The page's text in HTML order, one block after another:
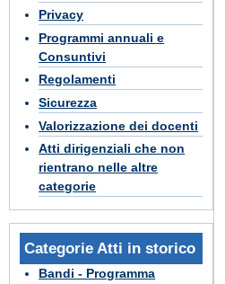
Privacy
Programmi annuali e
Consuntivi
Regolamenti
Sicurezza
Valorizzazione dei docenti
Atti dirigenziali che non
rientrano nelle altre
categorie
Categorie Atti in storico
Bandi - Programma